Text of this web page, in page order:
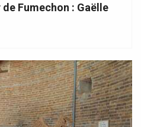
Fumechon : Gaëlle